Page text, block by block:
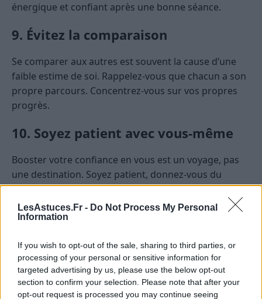
LesAstuces.Fr - Do Not Process My Personal
Information
If you wish to opt-out of the sale, sharing to third parties, or
processing of your personal or sensitive information for
targeted advertising by us, please use the below opt-out
section to confirm your selection. Please note that after your
opt-out request is processed you may continue seeing
énergique et confiant après une bonne séance.
9. Évitez la comparaison
Se comparer aux autres est souvent la cause d’une
faible estime de soi. Rappelez-vous que chacun a son
propre parcours. Concentrez-vous sur vos propres
progrès.
10. Soyez patient avec vous-même
Booster votre confiance en vous est un voyage, pas
une destination. Soyez patient, donnez-vous du
temps et célébrez chaque victoire, aussi petite soit-
elle.
quotidien est à la portée de tous. En appliquant ces
astuces et en étant conscient de vos progrès, vous
renforcerez votre assurance jour après jour. N’oubliez
pas : la confiance en soi se cultive, et avec un peu